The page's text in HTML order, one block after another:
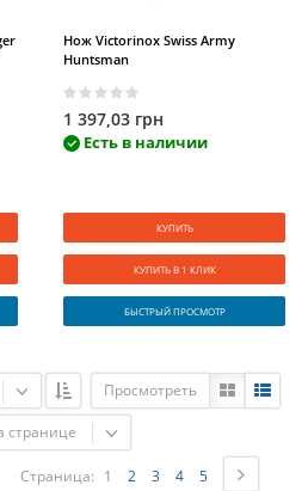
Нож Victorinox Swiss Army
Huntsman
1 397,03 грн
Есть в наличии
КУПИТЬ
КУПИТЬ В 1 КЛИК
БЫСТРЫЙ ПРОСМОТР
Просмотреть
странице
Страница: 1 2 3 4 5